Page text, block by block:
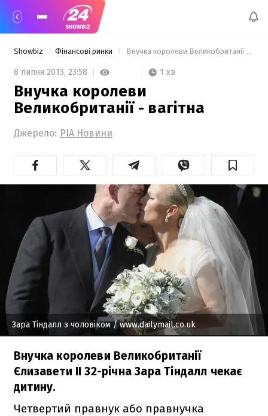
Showbiz Фінансові ринки Внучка королеви Великобританії - вагітна
8 липня 2013, 23:58 1 хв
Внучка королеви
Великобританії - вагітна
Джерело: РІА Новини
Зара Тіндалл з чоловіком/ www.dailymail.co.uk
Внучка королеви Великобританії
Єлизавети ІІ 32-річна Зара Тіндалл чекає
дитину.
Четвертий правнук або правнучка